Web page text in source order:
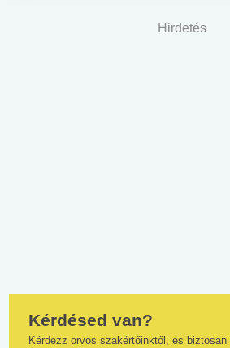
Hirdetés
Kérdésed van?
Kérdezz orvos szakértőinktől, és